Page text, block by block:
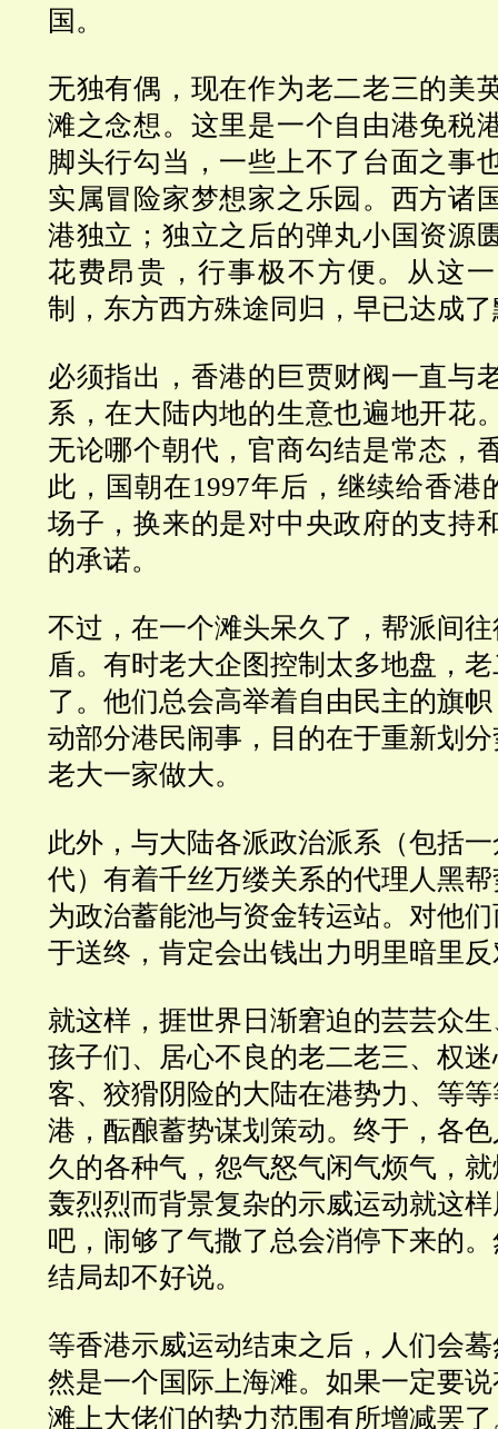
国。
无独有偶，现在作为老二老三的美
滩之念想。这里是一个自由港免税
脚头行勾当，一些上不了台面之事
实属冒险家梦想家之乐园。西方诸
港独立；独立之后的弹丸小国 资源
花费昂贵 ，行事极不方便。从这
制，东方西方殊途同归，早已达成了
必须指出，香港的巨贾财阀一直与
系，在大陆内地的生意也遍地开花
无论哪个朝代，官商勾结是常态，
此，国朝在1997年后，继续给香港
场子，换来的是对中央政府的支持
的承诺。
不过，在一个滩头呆久了，帮派间
盾。有时老大企图控制太多地盘，
了。他们总会高举着自由民主的旗
动部分港民闹事，目的在于重新划
老大一家做大。
此外，与大陆各派政治派系（包括
代）有着千丝万缕关系的代理人黑
为政治蓄能池与资金转运站。对他
于送终，肯定会出钱出力明里暗里
就这样，捱世界日渐窘迫的芸芸众
孩子们、居心不良的老二老三、权
客、狡猾阴险的大陆在港势力、等
港，酝酿蓄势谋划策动。终于，各
久的各种气，怨气怒气闲气烦气，
轰烈烈而背景复杂的示威运动就这
吧，闹够了气撒了总会消停下来的
结局却不好说。
等香港示威运动结束之后，人们会
然是一个国际上海滩。如果一定要
滩上大佬们的势力范围有所增减罢